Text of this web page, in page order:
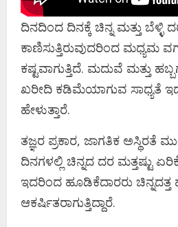
ದಿನದಿಂದ ದಿನಕ್ಕೆ ಚಿನ್ನ ಮತ್ತು ಬೆಳ್ಳಿ
ಕಾಣಿಸುತ್ತಿರುವುದರಿಂದ ಮಧ್ಯಮ
ಕಷ್ಟವಾಗುತ್ತಿದೆ. ಮದುವೆ ಮತ್ತು
ಖರೀದಿ ಕಡಿಮೆಯಾಗುವ ಸಾಧ್ಯತೆ ಇದೆ
ಹೇಳುತ್ತಾರೆ.
ತಜ್ಞರ ಪ್ರಕಾರ, ಜಾಗತಿಕ ಅಸ್ಥಿರತೆ
ದಿನಗಳಲ್ಲಿ ಚಿನ್ನದ ದರ ಮತ್ತಷ್ಟು
ಇದರಿಂದ ಹೂಡಿಕೆದಾರರು ಚಿನ್ನದತ್ತ
ಆಕರ್ಷಿತರಾಗುತ್ತಿದ್ದಾರೆ.